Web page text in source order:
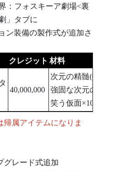
フォスキーア劇場<裏
」タブに
装備の製作式が追加さ
クレジット 材料
40,000,000
次元の精髄(虹
強固な次元の亀裂
笑う仮面×100
属アイテムになりま
レード式追加